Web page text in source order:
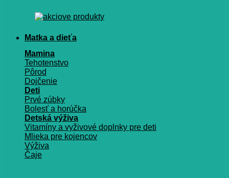
Matka a dieťa
Mamina
Tehotenstvo
Pôrod
Dojčenie
Deti
Prvé zúbky
Bolesť a horúčka
Detská výživa
Vitamíny a vyživové doplnky pre deti
Mlieka pre kojencov
Výživa
Čaje